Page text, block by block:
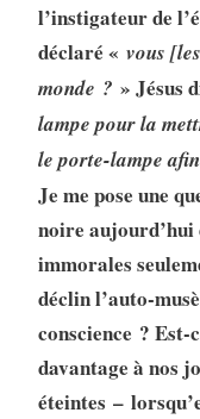
l’instigateur de
déclaré « vous
monde ? » Jésus
lampe pour la
le porte-lampe
Je me pose une
noire
immorales
déclin l’auto-
conscience ? Est-
davantage à nos
éteintes –